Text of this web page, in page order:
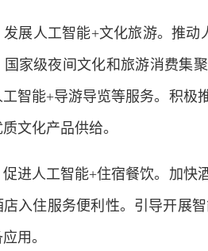
人工智能+文化旅游。推动
国家级夜间文化和旅游消费集
智能+导游导览等服务。积极
文化产品供给。
人工智能+住宿餐饮。加快酒
入住服务便利性。引导开展
用。